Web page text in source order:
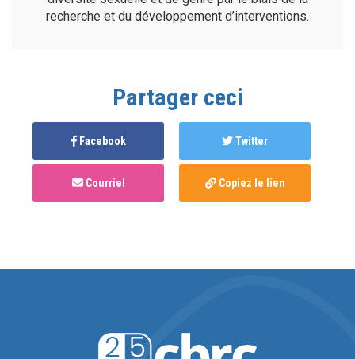
recherche et du développement d’interventions.
Partager ceci
Facebook Twitter
Courriel Copiez le lien